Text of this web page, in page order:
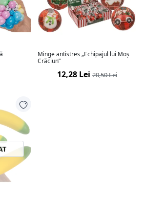
Minge antistres „Echipajul lui Moș
Crăciun”
12,28 Lei 20,50 Lei